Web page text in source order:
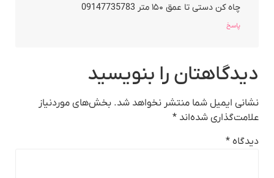
چاه کن دستی تا عمق ۱۵۰ متر 09147735783
پاسخ
دیدگاهتان را بنویسید
نشانی ایمیل شما منتشر نخواهد شد. بخش‌های موردنیاز
علامت‌گذاری شده‌اند*
دیدگاه*